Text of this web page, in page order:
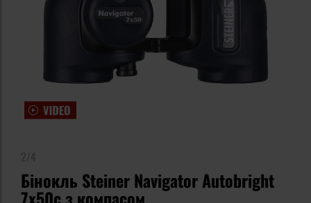
Бінокль Steiner Navigator Autobright